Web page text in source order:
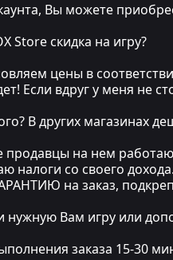
Вы можете
Store скидка на игру?
цены в
Если вдруг у меня не
В других магазинах
продавцы на нем
налоги со своего
на заказ,
нужную Вам игру или
заказа 15-30